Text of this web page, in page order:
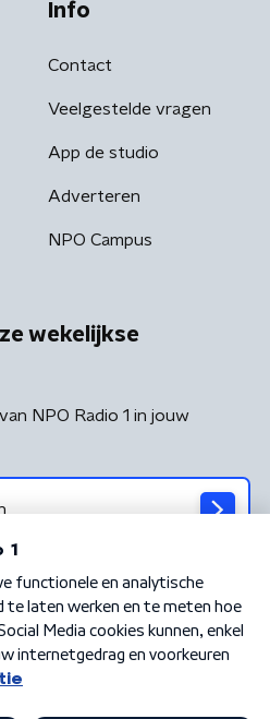
Info
Contact
Veelgestelde vragen
App de studio
Adverteren
NPO Campus
wekelijkse
NPO Radio 1 in jouw